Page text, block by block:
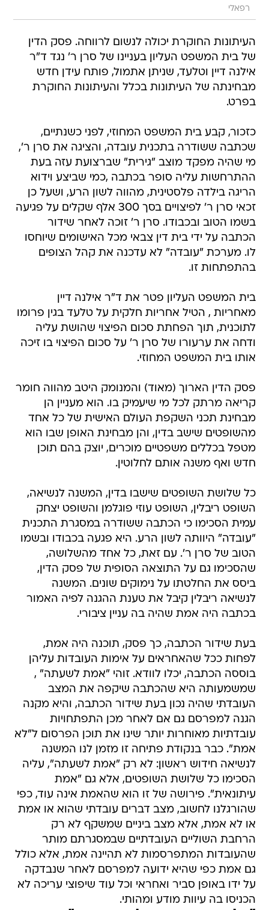
רפאלי
העיתונות החוקרת יכולה לנשום לרווחה. פסק הדין
של בית המשפט העליון בעניינו של סרן ר' נגד ד"ר
אילנה דיין וטלעד, שניתן אתמול, פותח עידן חדש
מבחינתה של העיתונות בכלל והעיתונות החוקרת
בפרט.
כזכור, קבע בית המשפט המחוזי, לפני כשנתיים,
שכתבה ששודרה בתכנית עובדה, והציגה את סרן ר',
מי שהיה מפקד מוצב "גירית" שברצועת עזה בעת
ההתרחשות עליה סופר בכתבה ,כמי שביצע וידוא
הריגה בילדה פלסטינית, מהווה לשון הרע, ושעל כן
זכאי סרן ר' לפיצויים בסך 300 אלף שקלים על פגיעה
בשמו הטוב ובכבודו. סרן ר' זוכה לאחר שידור
הכתבה על ידי בית דין צבאי מכל האישומים שיוחסו
לו. מערכת "עובדה" לא עדכנה את קהל הצופים
בהתפתחות זו.
בית המשפט העליון פטר את ד"ר אילנה דיין
מאחריות , הטיל אחריות חלקית על טלעד בגין פרומו
לתוכנית, תוך הפחתת סכום הפיצוי שהושת עליה
ודחה את ערעורו של סרן ר' על סכום הפיצוי בו זיכה
אותו בית המשפט המחוזי.
פסק הדין הארוך (מאוד) והמנומק היטב מהווה חומר
קריאה מרתק לכל מי שיעמיק בו. הוא מעניין הן
מבחינת תכני השקפת העולם האישית של כל אחד
מהשופטים שישב בדין, והן מבחינת האופן שבו הוא
מטפל בכללים משפטיים מוכרים, יוצק בהם תוכן
חדש ואף משנה אותם לחלוטין.
כל שלושת השופטים שישבו בדין, המשנה לנשיאה,
השופט ריבלין, השופט עוזי פוגלמן והשופט יצחק
עמית הסכימו כי הכתבה ששודרה במסגרת התכנית
"עובדה" היוותה לשון הרע. היא פגעה בכבודו ובשמו
הטוב של סרן ר'. עם זאת, כל אחד מהשלושה,
שהסכימו גם על התוצאה הסופית של פסק הדין,
ביסס את החלטתו על נימוקים שונים. המשנה
לנשיאה ריבלין קיבל את טענת ההגנה לפיה האמור
בכתבה היה אמת שהיה בה עניין ציבורי.
בעת שידור הכתבה, כך פסק, תוכנה היה אמת,
לפחות ככל שהאחראים על אימות העובדות עליהן
בוססה הכתבה, יכלו לוודא. זוהי "אמת לשעתה" ,
שמשמעותה היא שהכתבה שיקפה את המצב
העובדתי שהיה נכון בעת שידור הכתבה, והיא מקנה
הגנה למפרסם גם אם לאחר מכן התפתחויות
עובדתיות מאוחרות יותר שינו את תוכן הפרסום ל"לא
אמת". כבר בנקודת פתיחה זו מזמן לנו המשנה
לנשיאה חידוש ראשון: לא רק "אמת לשעתה", עליה
הסכימו כל שלושת השופטים, אלא גם "אמת
עיתונאית". פירושה של זו הוא שהאמת אינה עוד, כפי
שהורגלנו לחשוב, מצב דברים עובדתי שהוא או אמת
או לא אמת, אלא מצב ביניים שמשקף לא רק
הרחבת השוליים העובדתיים שבמסגרתם מותר
שהעובדות המתפרסמות לא תהיינה אמת, אלא כולל
גם אמת כפי שהיא ידועה למפרסם לאחר שנבדקה
על ידו באופן סביר ואחראי וכל עוד שיפוצי עריכה לא
הכניסו בה עיוות מודע ומהותי.